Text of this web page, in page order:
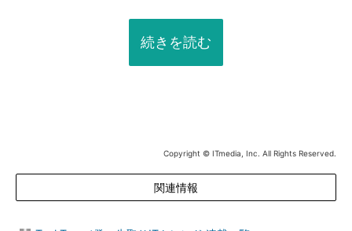
続きを読む
Copyright © ITmedia, Inc. All Rights Reserved.
関連情報